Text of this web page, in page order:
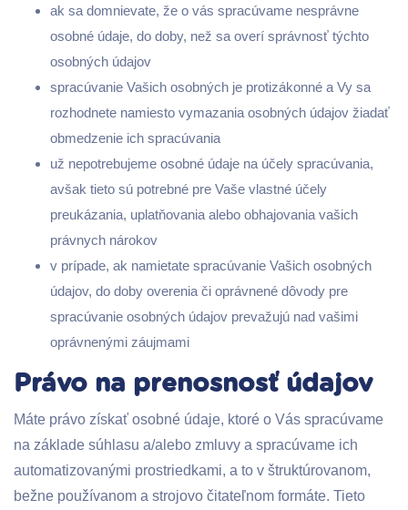
ak sa domnievate, že o vás spracúvame nesprávne
osobné údaje, do doby, než sa overí správnosť týchto
osobných údajov
spracúvanie Vašich osobných je protizákonné a Vy sa
rozhodnete namiesto vymazania osobných údajov žiadať
obmedzenie ich spracúvania
už nepotrebujeme osobné údaje na účely spracúvania,
avšak tieto sú potrebné pre Vaše vlastné účely
preukázania, uplatňovania alebo obhajovania vašich
právnych nárokov
v prípade, ak namietate spracúvanie Vašich osobných
údajov, do doby overenia či oprávnené dôvody pre
spracúvanie osobných údajov prevažujú nad vašimi
oprávnenými záujmami
Právo na prenosnosť údajov
Máte právo získať osobné údaje, ktoré o Vás spracúvame
na základe súhlasu a/alebo zmluvy a spracúvame ich
automatizovanými prostriedkami, a to v štruktúrovanom,
bežne používanom a strojovo čitateľnom formáte. Tieto